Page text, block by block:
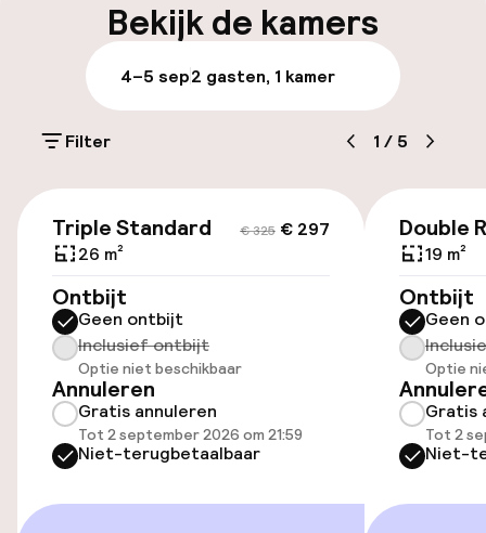
Bagageruimte
Parkeren & mobiliteit
Transferservice
Toegankelijkheid
Lift
Entertainment
Gratis wifi
Bekijk de kamers
4–5 sep2 gasten, 1 kamer
Filter 1 / 5
€ 325 € 297
Triple Standard
26 m²
Ontbijt
Geen ontbijt
Inclusief ontbijt
Optie niet beschikbaar
Annuleren
Gratis annuleren
Tot 2 september 2026 om 21:59
Niet-terugbetaalbaar
Double
19 m²
Ontbijt
Geen
Optie
Gratis
Tot 2
Niet-